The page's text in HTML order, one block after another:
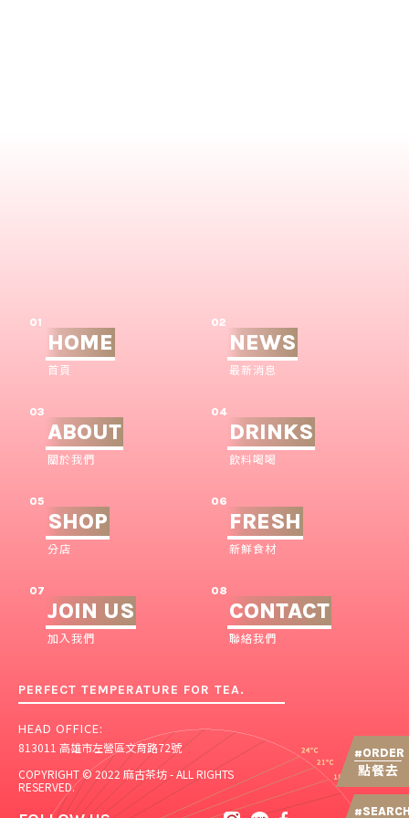
#ORDER
點餐去
#
01
HOME
首頁
02
NEWS
最新消息
03
ABOUT
關於我們
04
DRINKS
飲料喝喝
05
SHOP
分店
06
FRESH
新鮮食材
07
JOIN US
加入我們
08
CONTACT
聯絡我們
PERFECT TEMPERATURE FOR TEA.
HEAD OFFICE:
813011 高雄市左營區文育路72號
COPYRIGHT © 2022 麻古茶坊 - ALL RIGHTS
RESERVED.